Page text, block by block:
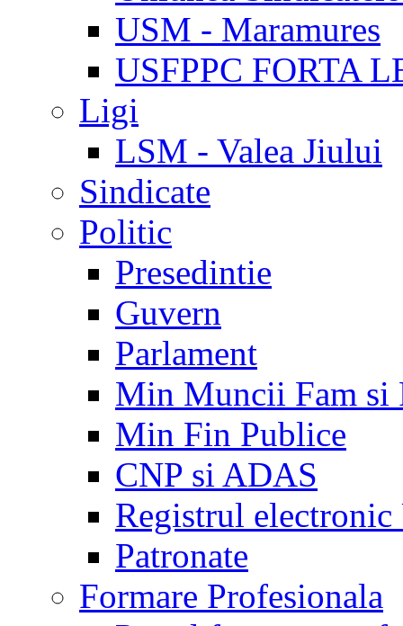
USM - Maramures
USFPPC FORTA
Ligi
LSM - Valea Jiului
Sindicate
Politic
Presedintie
Guvern
Parlament
Min Muncii Fam si
Min Fin Publice
CNP si ADAS
Registrul electronic
Patronate
Formare Profesionala